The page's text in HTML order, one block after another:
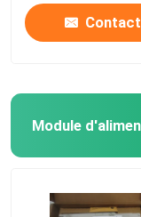
Contact